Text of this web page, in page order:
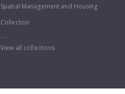
Spatial Management and Housing
Collection
...
View all collections